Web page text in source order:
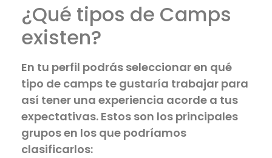
¿Qué tipos de Camps
existen?
En tu perfil podrás seleccionar en qué
tipo de camps te gustaría trabajar para
así tener una experiencia acorde a tus
expectativas. Estos son los principales
grupos en los que podríamos
clasificarlos: